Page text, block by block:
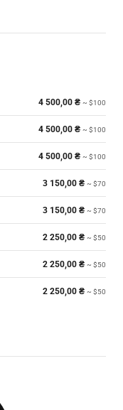
4 500,00 ₴ ~ $100
4 500,00 ₴ ~ $100
4 500,00 ₴ ~ $100
3 150,00 ₴ ~ $70
3 150,00 ₴ ~ $70
2 250,00 ₴ ~ $50
2 250,00 ₴ ~ $50
2 250,00 ₴ ~ $50